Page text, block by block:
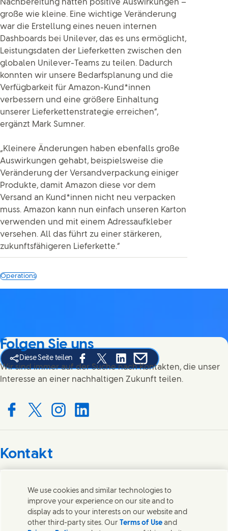
Nachbereitung hatten positive Auswirkungen –
große wie kleine. Eine wichtige Veränderung
war die Erstellung eines neuen internen
Dashboards bei Unilever, das es uns ermöglicht,
Leistungsdaten der Lieferketten zwischen den
globalen Unilever-Teams zu teilen. Dadurch
konnten wir unsere Bedarfsplanung und die
Verfügbarkeit für Amazon-Kund*innen
verbessern und eine größere Einhaltung
unserer Lieferkettenstrategie erreichen“,
ergänzt Mark Sumner.
„Kleinere Änderungen haben ebenfalls große
Auswirkungen gehabt, beispielsweise die
Veränderung der Versandverpackung einiger
Produkte, damit Amazon diese vor dem
Versand an Kund*innen nicht neu verpacken
muss. Amazon kann nun einfach unseren Karton
verwenden und mit einem Adressaufkleber
versehen. All das führt zu einer stärkeren,
zukunftsfähigeren Lieferkette.“
Operations
Diese Seite teilen
Share this page on Facebook
Share this page on X
Share this page on Linked In
Share this page on E-
Folgen Sie uns
Wir sind immer auf der Suche nach Kontakten, die unser
Interesse an einer nachhaltigen Zukunft teilen.
with us on Facebook
Connect with us on X
Connect with us on Instagram
Connect with us on LinkedIn
Kontakt
helfen gerne bei Fragen.
Kontakt
We use cookies and similar technologies to
improve your experience on our site and to
display ads to your interests on our website and
other third-party sites. Our Terms of Use and